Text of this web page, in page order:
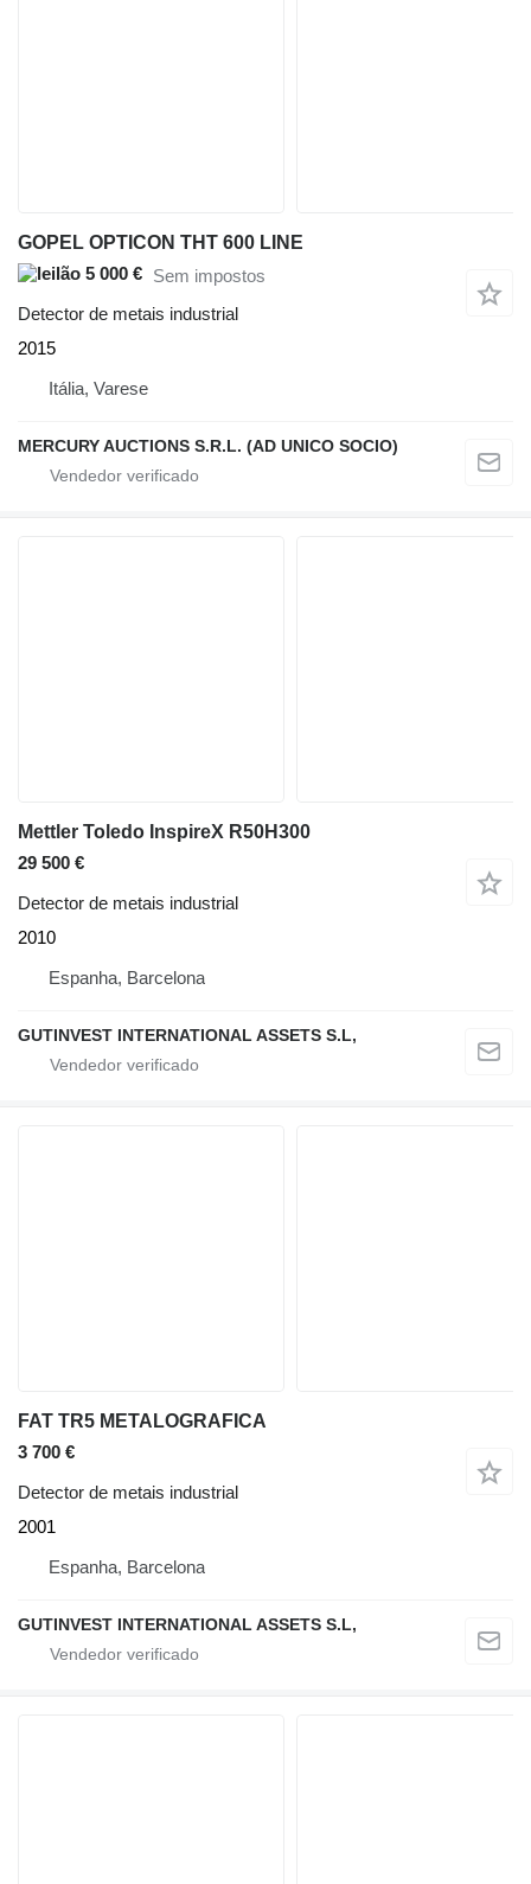
GOPEL OPTICON THT 600 LINE
5 000 € Sem impostos
Detector de metais industrial
2015
Itália, Varese
MERCURY AUCTIONS S.R.L. (AD UNICO SOCIO)
Mettler Toledo InspireX R50H300
29 500 €
Detector de metais industrial
2010
Espanha, Barcelona
GUTINVEST INTERNATIONAL ASSETS S.L,
FAT TR5 METALOGRAFICA
3 700 €
Detector de metais industrial
2001
Espanha, Barcelona
GUTINVEST INTERNATIONAL ASSETS S.L,